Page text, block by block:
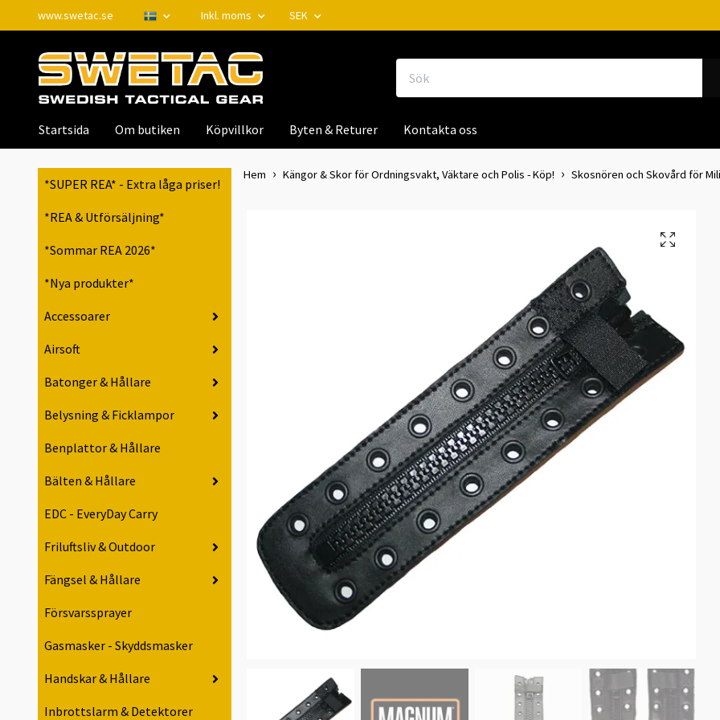
www.swetac.se Inkl. moms SEK
Startsida Om butiken Köpvillkor Byten & Returer Kontakta oss
*SUPER REA* - Extra låga priser!
*REA & Utförsäljning*
*Sommar REA 2026*
*Nya produkter*
Accessoarer
Airsoft
Batonger & Hållare
Belysning & Ficklampor
Benplattor & Hållare
Bälten & Hållare
EDC - EveryDay Carry
Friluftsliv & Outdoor
Fängsel & Hållare
Försvarssprayer
Gasmasker - Skyddsmasker
Handskar & Hållare
Inbrottslarm & Detektorer
Hem Kängor & Skor för Ordningsvakt, Väktare och Polis - Köp! Skosnören och Skovård för